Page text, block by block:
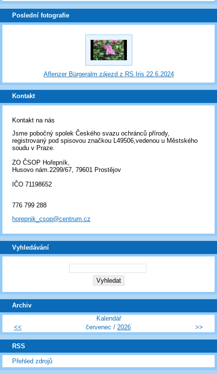
Poslední fotografie
Aflenzer Bürgeralm zájezd z RS Iris 22.6.2024
Kontakt
Kontakt na nás
Jsme pobočný spolek Českého svazu ochránců přírody,
registrovaný pod spisovou značkou L49506,vedenou u Městského
soudu v Praze.
ZO ČSOP Hořepník,
Husovo nám.2299/67, 79601 Prostějov
IČO 71198652
776 799 288
horepnik_csop@centrum.cz
Vyhledávání
Archiv
Kalendář
<<
červenec / 2026 >>
RSS
Přehled zdrojů